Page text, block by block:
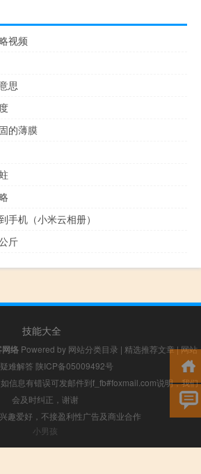
视频
思
的薄膜
手机（小米云相册）
斤
技能大全
网络 Powered by 网站分类目录 | 精选推荐文章|网站
疑难解答 陕ICP备05009492号
信息有错误可发邮件到f_fb#foxmail.com说明，我们
会及时纠正，谢谢
趣爱好，不接盈利性广告及商业合作
小男孩